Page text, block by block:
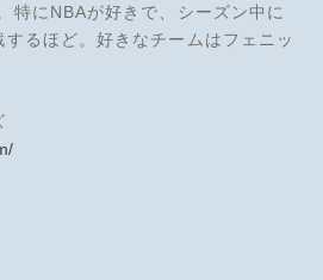
特にNBAが好きで、シーズン中に
るほど。好きなチームはフェニッ